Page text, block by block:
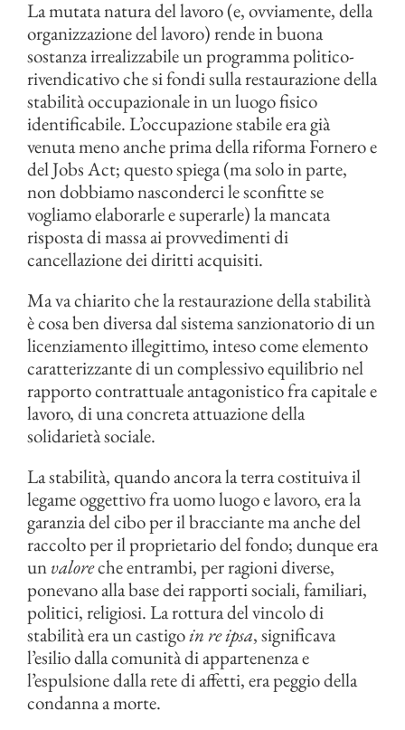
La mutata natura del lavoro (e, ovviamente, della
organizzazione del lavoro) rende in buona
sostanza irrealizzabile un programma politico-
rivendicativo che si fondi sulla restaurazione della
stabilità occupazionale in un luogo fisico
identificabile. L’occupazione stabile era già
venuta meno anche prima della riforma Fornero e
del Jobs Act; questo spiega (ma solo in parte,
non dobbiamo nasconderci le sconfitte se
vogliamo elaborarle e superarle) la mancata
risposta di massa ai provvedimenti di
cancellazione dei diritti acquisiti.
Ma va chiarito che la restaurazione della stabilità
è cosa ben diversa dal sistema sanzionatorio di un
licenziamento illegittimo, inteso come elemento
caratterizzante di un complessivo equilibrio nel
rapporto contrattuale antagonistico fra capitale e
lavoro, di una concreta attuazione della
solidarietà sociale.
La stabilità, quando ancora la terra costituiva il
legame oggettivo fra uomo luogo e lavoro, era la
garanzia del cibo per il bracciante ma anche del
raccolto per il proprietario del fondo; dunque era
unvaloreche entrambi, per ragioni diverse,
ponevano alla base dei rapporti sociali, familiari,
politici, religiosi. La rottura del vincolo di
stabilità era un castigoin re ipsa, significava
l’esilio dalla comunità di appartenenza e
l’espulsione dalla rete di affetti, era peggio della
condanna a morte.